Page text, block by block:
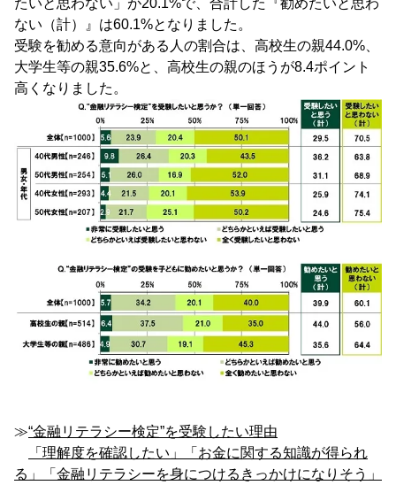
たいと思わない」が20.1%で、合計した『勧めたいと思わ
ない（計）』は60.1%となりました。
受験を勧める意向がある人の割合は、高校生の親44.0%、
大学生等の親35.6%と、高校生の親のほうが8.4ポイント
高くなりました。
≫“金融リテラシー検定”を受験したい理由
「理解度を確認したい」「お金に関する知識が得られ
る」「金融リテラシーを身につけるきっかけになりそう」